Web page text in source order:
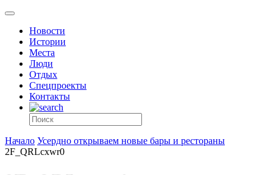
Новости
Истории
Места
Люди
Отдых
Спецпроекты
Контакты
Начало Усердно открываем новые бары и рестораны
2F_QRLcxwr0